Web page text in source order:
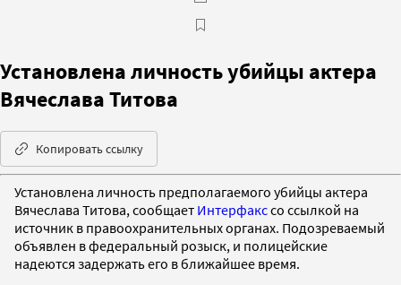
Установлена личность убийцы актера
Вячеслава Титова
Копировать ссылку
Установлена личность предполагаемого убийцы актера
Вячеслава Титова, сообщает Интерфакссо ссылкой на
источник в правоохранительных органах. Подозреваемый
объявлен в федеральный розыск, и полицейские
надеются задержать его в ближайшее время.